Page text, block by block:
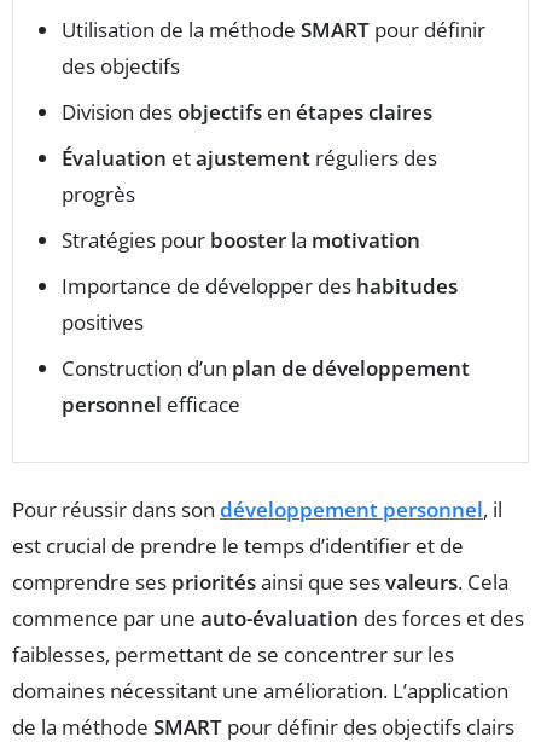
Utilisation de la méthode SMART pour définir
des objectifs
Division desobjectifs en étapes claires
Évaluation etajustement réguliers des
progrès
Stratégies pour booster la motivation
Importance de développer des habitudes
positives
Construction d’un plan de développement
personnel efficace
Pour réussir dans son développement personnel, il
est crucial de prendre le temps d’identifier et de
comprendre ses prioritésainsi que sesvaleurs. Cela
commence par une auto-évaluation des forces et des
faiblesses, permettant de se concentrer sur les
domaines nécessitant une amélioration. L’application
de la méthode SMART pour définir des objectifs clairs